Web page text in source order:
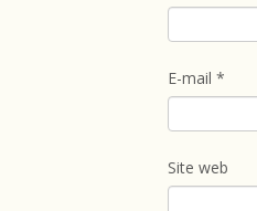
E-mail *
Site web